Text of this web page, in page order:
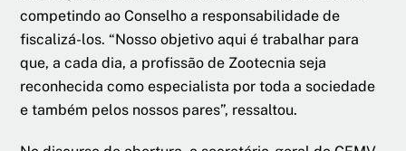
competindo ao Conselho a responsabilidade de
fiscalizá-los. “Nosso objetivo aqui é trabalhar para
que, a cada dia, a profissão de Zootecnia seja
reconhecida como especialista por toda a sociedade
e também pelos nossos pares”, ressaltou.